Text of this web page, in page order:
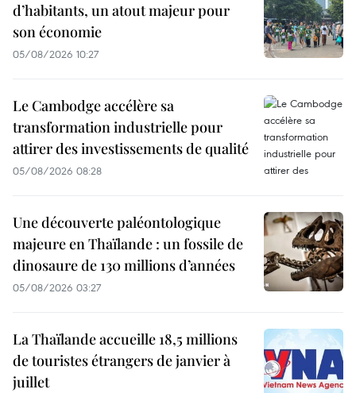
d’habitants, un atout majeur pour
son économie
05/08/2026 10:27
Le Cambodge accélère sa
transformation industrielle pour
attirer des investissements de qualité
05/08/2026 08:28
Une découverte paléontologique
majeure en Thaïlande : un fossile de
dinosaure de 130 millions d’années
05/08/2026 03:27
La Thaïlande accueille 18,5 millions
de touristes étrangers de janvier à
juillet